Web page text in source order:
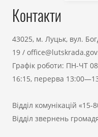
Контакти
43025, м. Луцьк, вул.
19 /
Графік роботи: ПН-ЧТ
16:15, перерва
Відділ комунікацій «15-
Відділ звернень